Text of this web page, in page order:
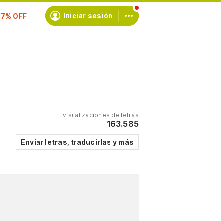
Iniciar sesión
visualizaciones de letras
163.585
Enviar letras, traducirlas y más